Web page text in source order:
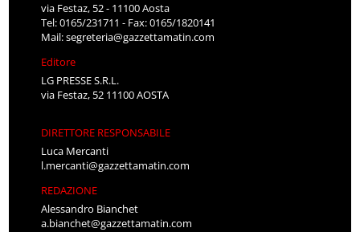
via Festaz, 52 - 11100 Aosta
Tel: 0165/231711 - Fax: 0165/1820141
Mail:segreteria@gazzettamatin.com
Editore
LG PRESSE S.R.L.
via Festaz, 52 11100 AOSTA
DIRETTORE RESPONSABILE
Luca Mercanti
l.mercanti@gazzettamatin.com
REDAZIONE
Alessandro Bianchet
a.bianchet@gazzettamatin.com